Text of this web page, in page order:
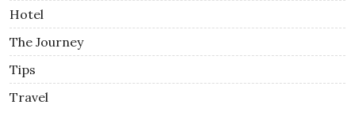
Hotel
The Journey
Tips
Travel